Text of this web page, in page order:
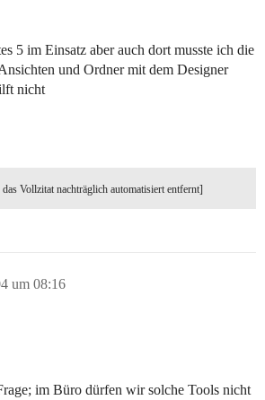
5 im Einsatz aber auch dort musste ich die
und Ordner mit dem Designer
nicht
Vollzitat nachträglich automatisiert entfernt]
um 08:16
im Büro dürfen wir solche Tools nicht